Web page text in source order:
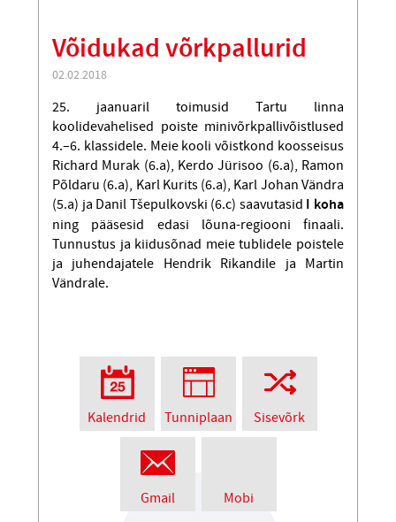
Võidukad võrkpallurid
02.02.2018
25. jaanuaril toimusid Tartu linna
koolidevahelised poiste minivõrkpallivõistlused
4.–6. klassidele. Meie kooli võistkond koosseisus
Richard Murak (6.a), Kerdo Jürisoo (6.a), Ramon
Põldaru (6.a), Karl Kurits (6.a), Karl Johan Vändra
(5.a) ja Danil Tšepulkovski (6.c) saavutasid I koha
ning pääsesid edasi lõuna-regiooni finaali.
Tunnustus ja kiidusõnad meie tublidele poistele
ja juhendajatele Hendrik Rikandile ja Martin
Vändrale.
Kalendrid Tunniplaan Sisevõrk
Gmail Mobi